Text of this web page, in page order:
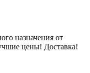
назначения от
цены! Доставка!